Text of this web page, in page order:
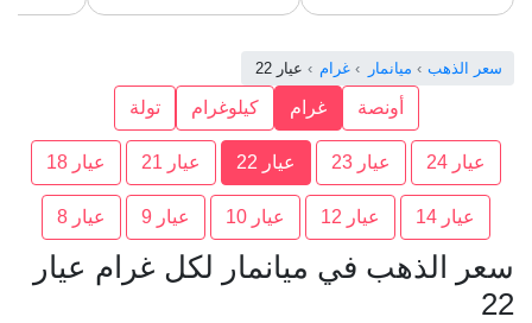
سعر الذهب ميانمار غرام عيار 22
أونصة غرام كيلوغرام تولة
عيار 24 عيار 23 عيار 22 عيار 21 عيار 18
عيار 14 عيار 12 عيار 10 عيار 9 عيار 8
سعر الذهب في ميانمار لكل غرام عيار
22